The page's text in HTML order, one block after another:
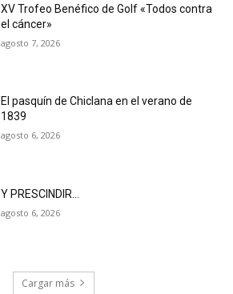
XV Trofeo Benéfico de Golf «Todos contra
el cáncer»
agosto 7, 2026
El pasquín de Chiclana en el verano de
1839
agosto 6, 2026
Y PRESCINDIR…
agosto 6, 2026
Cargar más